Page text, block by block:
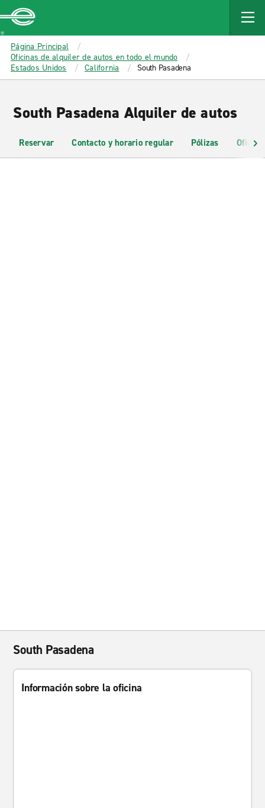
MAIN
CONTENT
Enterprise
Página Principal
Oficinas de alquiler de autos en todo el mundo
Estados Unidos
California South Pasadena
South Pasadena Alquiler de autos
Reservar Contacto y horario regular Pólizas
South Pasadena
Información sobre la oficina